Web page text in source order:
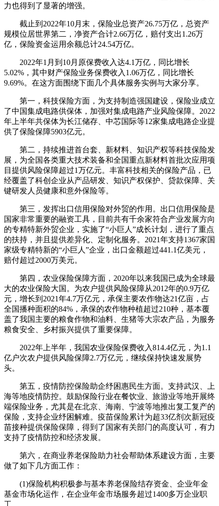
力也得到了显著的增强。
截止到2022年10月末，保险业总资产26.75万亿，总资产
规模位居世界第二，净资产合计2.66万亿，赔付支出1.26万
亿，保险资金运用余额总计24.54万亿。
2022年1月到10月原保费收入达4.1万亿，同比增长
5.02%，其中财产保险业务保费收入1.06万亿，同比增长
9.69%。在这方面围绕下面几个具体服务实例与大家分享。
第一，科技保险方面，为支持制造强国建设，保险业成立
了中国集成电路供保体，加强对集成电路产业风险保障。2022
年上半年共保体为长江储存、中芯国际等12家集成电路企业提
供了保险保障5903亿元。
第二，持续推进首台套、新材料、知识产权等科技保险发
展，为全国各类重大技术装备和全国重点新材料首批次应用项
目提供风险保障超过1万亿元。丰富科技相关的保险产品，已
经覆盖了科创企业从产品研发、知识产权保护、贷款保障、关
键研发人员健康和意外保险等。
第三，发挥出口信用保险对外贸的作用。出口信用保险是
国家非常重要的融资工具，目前共有千余家符合产业发展方向
的专精特新外贸企业，实施了“小巨人”成长计划，进行了重点
的扶持，并且提供差异化、定制化服务。2021年支持1367家国
家级专精特新的“小巨人”企业，出口金额超过441.1亿美元，
赔付超过2000万美元。
第四，农业保险保障方面，2020年以来我国已成为全球最
大的农业保险大国。为农户提供风险保障从2012年的0.9万亿
元，增长到2021年4.7万亿元，承保主要农作物达21亿亩，占
全国播种面积的84%，承保的农作物种植超过210种，基本覆
盖了我国主要的粮食作物和油料、生猪等大宗农产品，为服务
粮食安全、乡村振兴提供了重要保障。
2022年上半年，我国农业保险保费收入814.4亿元，为1.1
亿户次农户提供风险保障2.7万亿元，继续保持快速发展势
头。
第五，疫情防控保险助企纾困惠民生方面。支持武汉、上
海等地疫情防控。鼓励保险行业在餐饮业、旅游业等地开展终
端保险业务，尤其是在北京、海南、宁波等地推出复工复产的
保险，支持企业纾困解难。疫苗保险累计为超33亿剂次新冠疫
苗接种提供保险保障，得到了国家有关部门的高度认可，有力
支持了疫情防控和经济发展。
第六，在商业养老保险助力社会帮助体系建设方面，主要
做了如下几方面工作：
(1)保险机构积极参与基本养老保险结存资金、企业年金
基金市场化运作，在企业年金市场服务超过1400多万企业职
工。